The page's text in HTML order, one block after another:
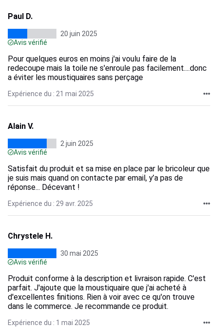
Paul D.
20 juin 2025
Avis vérifié
Pour quelques euros en moins j'ai voulu faire de la
redecoupe mais la toile ne s'enroule pas facilement....donc
a éviter les moustiquaires sans perçage
Expérience du : 21 mai 2025
Alain V.
2 juin 2025
Avis vérifié
Satisfait du produit et sa mise en place par le bricoleur que
je suis mais quand on contacte par email, y’a pas de
réponse... Décevant !
Expérience du : 29 avr. 2025
Chrystele H.
30 mai 2025
Avis vérifié
Produit conforme à la description et livraison rapide. C'est
parfait. J'ajoute que la moustiquaire que j'ai acheté à
d'excellentes finitions. Rien à voir avec ce qu'on trouve
dans le commerce. Je recommande ce produit.
Expérience du : 1 mai 2025